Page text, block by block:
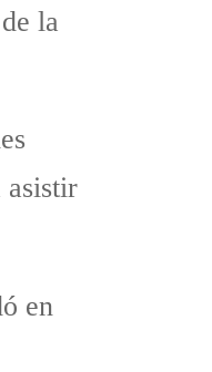
la
asistir
en